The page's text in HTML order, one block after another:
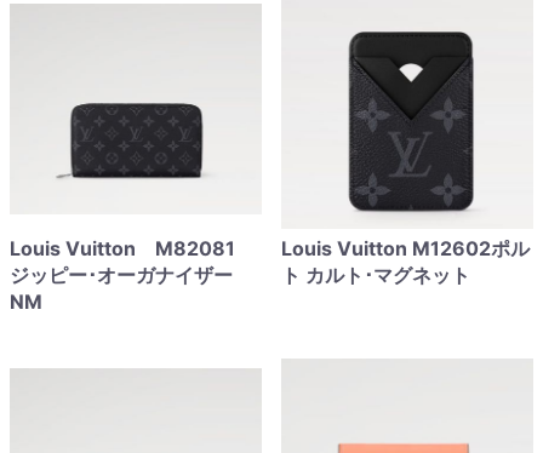
Louis Vuitton M82081
ジッピー･オーガナイザー
NM
Louis Vuitton M12602ポル
ト カルト･マグネット